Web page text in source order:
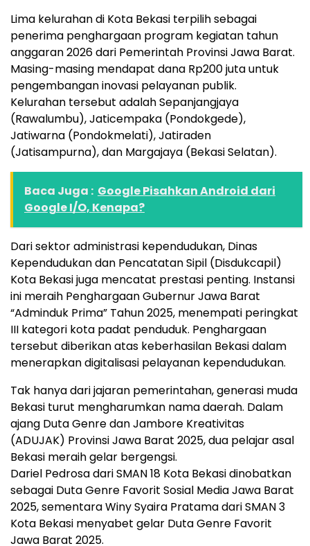
Lima kelurahan di Kota Bekasi terpilih sebagai
penerima penghargaan program kegiatan tahun
anggaran 2026 dari Pemerintah Provinsi Jawa Barat.
Masing-masing mendapat dana Rp200 juta untuk
pengembangan inovasi pelayanan publik.
Kelurahan tersebut adalah Sepanjangjaya
(Rawalumbu), Jaticempaka (Pondokgede),
Jatiwarna (Pondokmelati), Jatiraden
(Jatisampurna), dan Margajaya (Bekasi Selatan).
Baca Juga : Google Pisahkan Android dari
Google I/O, Kenapa?
Dari sektor administrasi kependudukan, Dinas
Kependudukan dan Pencatatan Sipil (Disdukcapil)
Kota Bekasi juga mencatat prestasi penting. Instansi
ini meraih Penghargaan Gubernur Jawa Barat
“Adminduk Prima” Tahun 2025, menempati peringkat
III kategori kota padat penduduk. Penghargaan
tersebut diberikan atas keberhasilan Bekasi dalam
menerapkan digitalisasi pelayanan kependudukan.
Tak hanya dari jajaran pemerintahan, generasi muda
Bekasi turut mengharumkan nama daerah. Dalam
ajang Duta Genre dan Jambore Kreativitas
(ADUJAK) Provinsi Jawa Barat 2025, dua pelajar asal
Bekasi meraih gelar bergengsi.
Dariel Pedrosa dari SMAN 18 Kota Bekasi dinobatkan
sebagai Duta Genre Favorit Sosial Media Jawa Barat
2025, sementara Winy Syaira Pratama dari SMAN 3
Kota Bekasi menyabet gelar Duta Genre Favorit
Jawa Barat 2025.